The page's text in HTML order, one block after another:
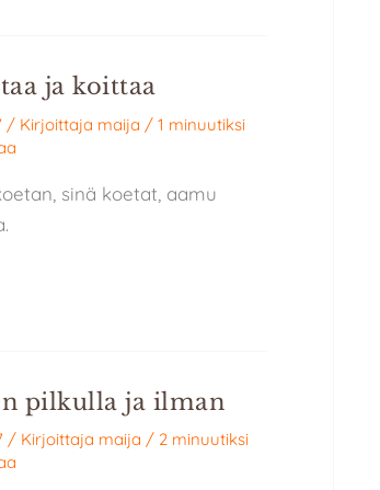
ja koittaa
/ Kirjoittaja maija / 1 minuutiksi
sinä koetat, aamu
pilkulla ja ilman
/ Kirjoittaja maija / 2 minuutiksi